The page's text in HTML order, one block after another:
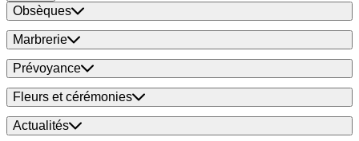
Obsèques
Marbrerie
Prévoyance
Fleurs et cérémonies
Actualités